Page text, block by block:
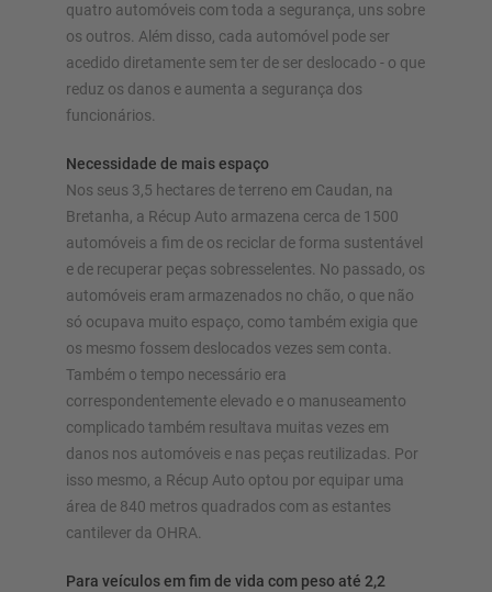
quatro automóveis com toda a segurança, uns sobre
os outros. Além disso, cada automóvel pode ser
acedido diretamente sem ter de ser deslocado - o que
reduz os danos e aumenta a segurança dos
funcionários.
Necessidade de mais espaço
Nos seus 3,5 hectares de terreno em Caudan, na
Bretanha, a Récup Auto armazena cerca de 1500
automóveis a fim de os reciclar de forma sustentável
e de recuperar peças sobresselentes. No passado, os
automóveis eram armazenados no chão, o que não
só ocupava muito espaço, como também exigia que
os mesmo fossem deslocados vezes sem conta.
Também o tempo necessário era
correspondentemente elevado e o manuseamento
complicado também resultava muitas vezes em
danos nos automóveis e nas peças reutilizadas. Por
isso mesmo, a Récup Auto optou por equipar uma
área de 840 metros quadrados com as estantes
cantilever da OHRA.
Para veículos em fim de vida com peso até 2,2
Sistemas de almacenamiento automatizado
Nave autoportante
Plataforma
Sistemas de estantes vertical
Planeie o seu sistema de estantes individualmente com os
nossos configuradores – incluindo pedido direto
Configurar estante agora